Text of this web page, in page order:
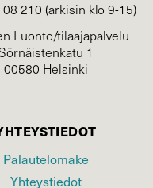
08 210 (arkisin klo 9-15)
Luonto/tilaajapalvelu
1
00580 Helsinki
Palautelomake
Yhteystiedot